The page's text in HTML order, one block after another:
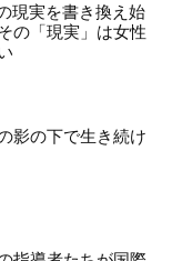
現実を書き換え始
の「現実」は女性
影の下で生き続け